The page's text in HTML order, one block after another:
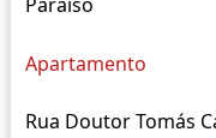
Apartamento
Rua Doutor Tomás